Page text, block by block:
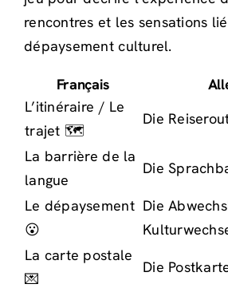
rencontres et les sensations
dépaysement culturel.
Français
L’itinéraire / Le
trajet 🗺️
Die
La barrière de la
langue
Die
Le dépaysement
😮
Die
La carte postale
💌
Die